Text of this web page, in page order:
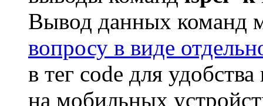
Вывод данных команд
вопросу в виде
в тег code для
на мобильных